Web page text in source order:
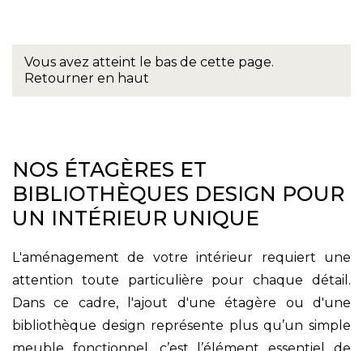
Vous avez atteint le bas de cette page.
Retourner en haut
NOS ÉTAGÈRES ET
BIBLIOTHÈQUES DESIGN POUR
UN INTÉRIEUR UNIQUE
L'aménagement de votre intérieur requiert une
attention toute particulière pour chaque détail.
Dans ce cadre, l'ajout d'une étagère ou d'une
bibliothèque design représente plus qu’un simple